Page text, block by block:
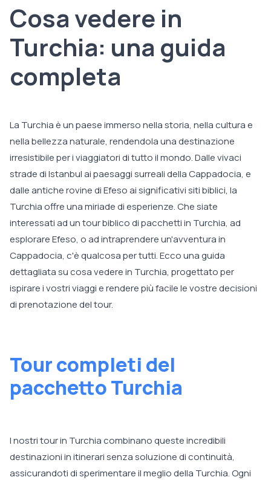
Cosa vedere in
Turchia: una guida
completa
La Turchia è un paese immerso nella storia, nella cultura e
nella bellezza naturale, rendendola una destinazione
irresistibile per i viaggiatori di tutto il mondo. Dalle vivaci
strade di Istanbul ai paesaggi surreali della Cappadocia, e
dalle antiche rovine di Efeso ai significativi siti biblici, la
Turchia offre una miriade di esperienze. Che siate
interessati ad un tour biblico di pacchetti in Turchia, ad
esplorare Efeso, o ad intraprendere un'avventura in
Cappadocia, c'è qualcosa per tutti. Ecco una guida
dettagliata su cosa vedere in Turchia, progettato per
ispirare i vostri viaggi e rendere più facile le vostre decisioni
di prenotazione del tour.
Tour completi del
pacchetto Turchia
I nostri tour in Turchia combinano queste incredibili
destinazioni in itinerari senza soluzione di continuità,
assicurandoti di sperimentare il meglio della Turchia. Ogni